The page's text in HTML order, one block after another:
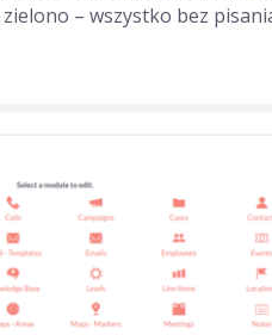
– wszystko bez